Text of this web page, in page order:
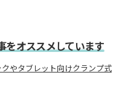
をオススメしています
やタブレット向けクランプ式